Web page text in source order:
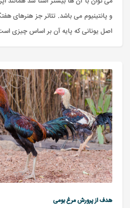
و پانتینیوم می باشد. تئاتر جز هنرهای
اصل یونانی که پایه آن بر اساس چیزی
هدف از پرورش مرغ بومی